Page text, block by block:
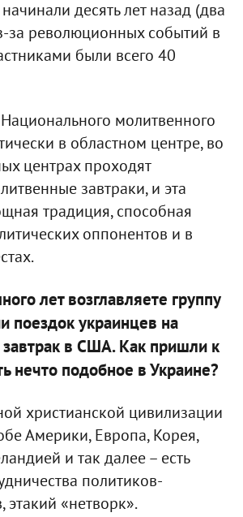
десять лет назад (два
за революционных событий в
были всего 40
молитвенного
в областном центре, во
центрах проходят
завтраки, и эта
традиция, способная
оппонентов и в
лет возглавляете группу
поездок украинцев на
в США. Как пришли к
нечто подобное в Украине?
христианской цивилизации
Америки, Европа, Корея,
и так далее – есть
политиков-
этакий «нетворк».